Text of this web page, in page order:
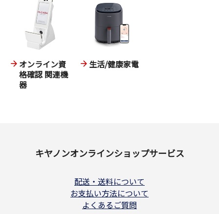
オンライン資
格確認 関連機
器
生活/健康家電
キヤノンオンラインショップサービス
配送・送料について
お支払い方法について
よくあるご質問